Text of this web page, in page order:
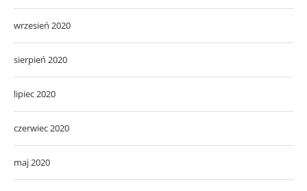
wrzesień 2020
sierpień 2020
lipiec 2020
czerwiec 2020
maj 2020